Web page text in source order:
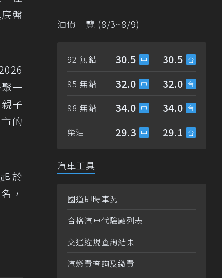
盤
一
子
的
於
，
油價一覽 (8/3~8/9)
92 無鉛 30.5 30.5
95 無鉛 32.0 32.0
98 無鉛 34.0 34.0
柴油 29.3 29.1
汽車工具
國道即時車況
合格汽車代驗廠列表
交通違規查詢結果
汽燃費查詢及繳費